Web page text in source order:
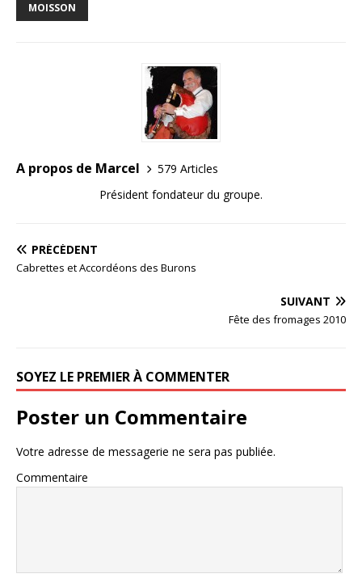
MOISSON
A propos de Marcel
579 Articles
Président fondateur du groupe.
PRÉCÉDENT
Cabrettes et Accordéons des Burons
SUIVANT
Fête des fromages 2010
SOYEZ LE PREMIER À COMMENTER
Poster un Commentaire
Votre adresse de messagerie ne sera pas publiée.
Commentaire